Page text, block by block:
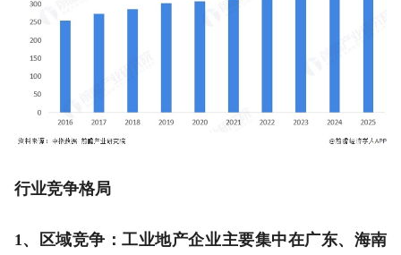
行业竞争格局
1、区域竞争：工业地产企业主要集中在广东、海南